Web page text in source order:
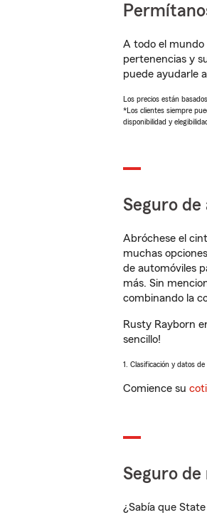
A todo el mundo
pertenencias y
puede ayudarle
Los precios están
*Los clientes siempre
disponibilidad y
Seguro
Abróchese el
muchas
de automóviles
más. Sin
combinando la
Rusty Rayborn
sencillo!
1. Clasificación y datos
Comience su
Seguro
¿Sabía que